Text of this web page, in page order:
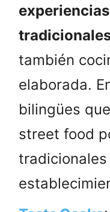
también
elaborada.
bilingües
street food